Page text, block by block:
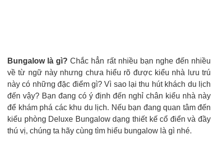
Bungalow là gì? Chắc hẳn rất nhiều bạn nghe đến nhiều
về từ ngữ này nhưng chưa hiểu rõ được kiểu nhà lưu trú
này có những đặc điểm gì? Vì sao lại thu hút khách du lịch
đến vậy? Bạn đang có ý định đến nghỉ chân kiểu nhà này
để khám phá các khu du lịch. Nếu bạn đang quan tâm đến
kiểu phòng Deluxe Bungalow dạng thiết kế cổ điển và đầy
thú vị, chúng ta hãy cùng tìm hiểu bungalow là gì nhé.